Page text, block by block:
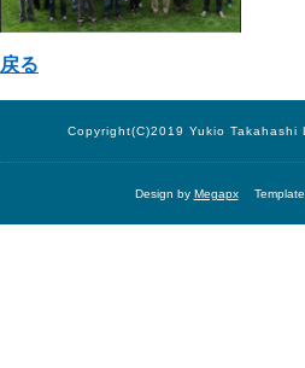
戻る
Copyright(C)2019 Yukio Takahashi
Design by Megapx